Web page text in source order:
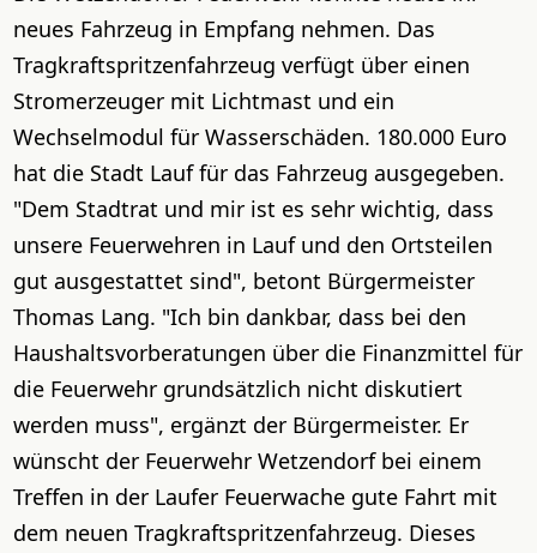
neues Fahrzeug in Empfang nehmen. Das
Tragkraftspritzenfahrzeug verfügt über einen
Stromerzeuger mit Lichtmast und ein
Wechselmodul für Wasserschäden. 180.000 Euro
hat die Stadt Lauf für das Fahrzeug ausgegeben.
"Dem Stadtrat und mir ist es sehr wichtig, dass
unsere Feuerwehren in Lauf und den Ortsteilen
gut ausgestattet sind", betont Bürgermeister
Thomas Lang. "Ich bin dankbar, dass bei den
Haushaltsvorberatungen über die Finanzmittel für
die Feuerwehr grundsätzlich nicht diskutiert
werden muss", ergänzt der Bürgermeister. Er
wünscht der Feuerwehr Wetzendorf bei einem
Treffen in der Laufer Feuerwache gute Fahrt mit
dem neuen Tragkraftspritzenfahrzeug. Dieses